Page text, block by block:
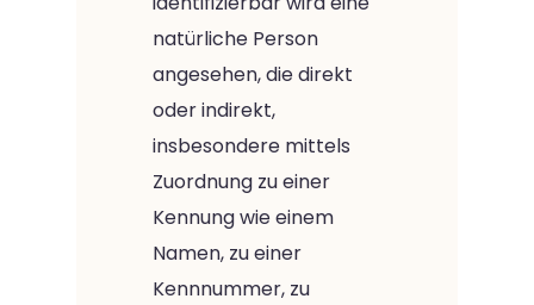
natürliche Person
angesehen, die direkt
oder indirekt,
insbesondere mittels
Zuordnung zu einer
Kennung wie einem
Namen, zu einer
Kennnummer, zu